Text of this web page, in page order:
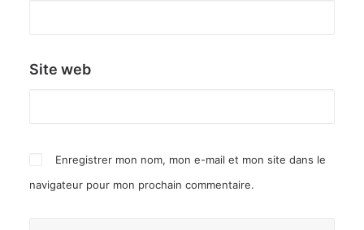
Site web
Enregistrer mon nom, mon e-mail et mon site dans le
navigateur pour mon prochain commentaire.